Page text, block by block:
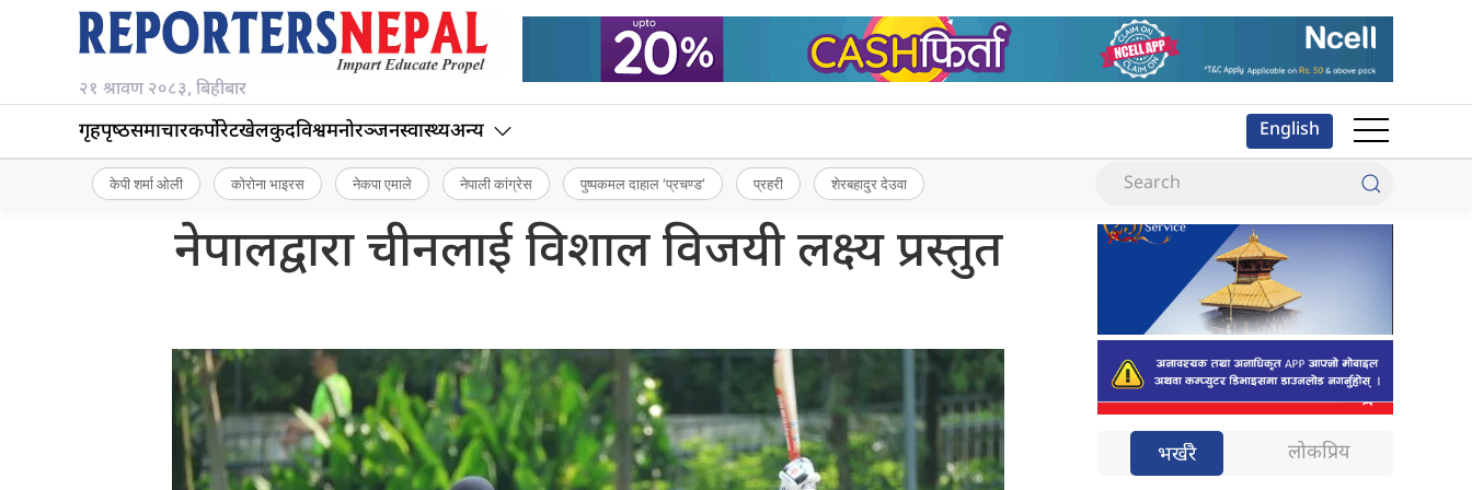
२१ श्रावण २०८३, बिहीबार
गृहपृष्‍ठसमाचारकर्पोरेटखेलकुदविश्वमनोरञ्जनस्वास्थ्यअन्य English
केपी शर्मा ओली कोरोना भाइरस नेकपा एमाले नेपाली कांग्रेस पुष्पकमल दाहाल ‘प्रचण्ड’ प्रहरी शेरबहादुर देउवा
नेपालद्वारा चीनलाई विशाल विजयी लक्ष्य प्रस्तुत
भर्खरै लोकप्रिय